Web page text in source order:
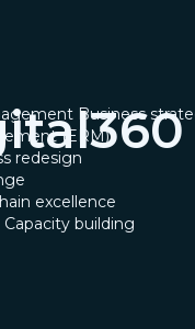
Business
(ERM)
redesign
excellence
Capacity building